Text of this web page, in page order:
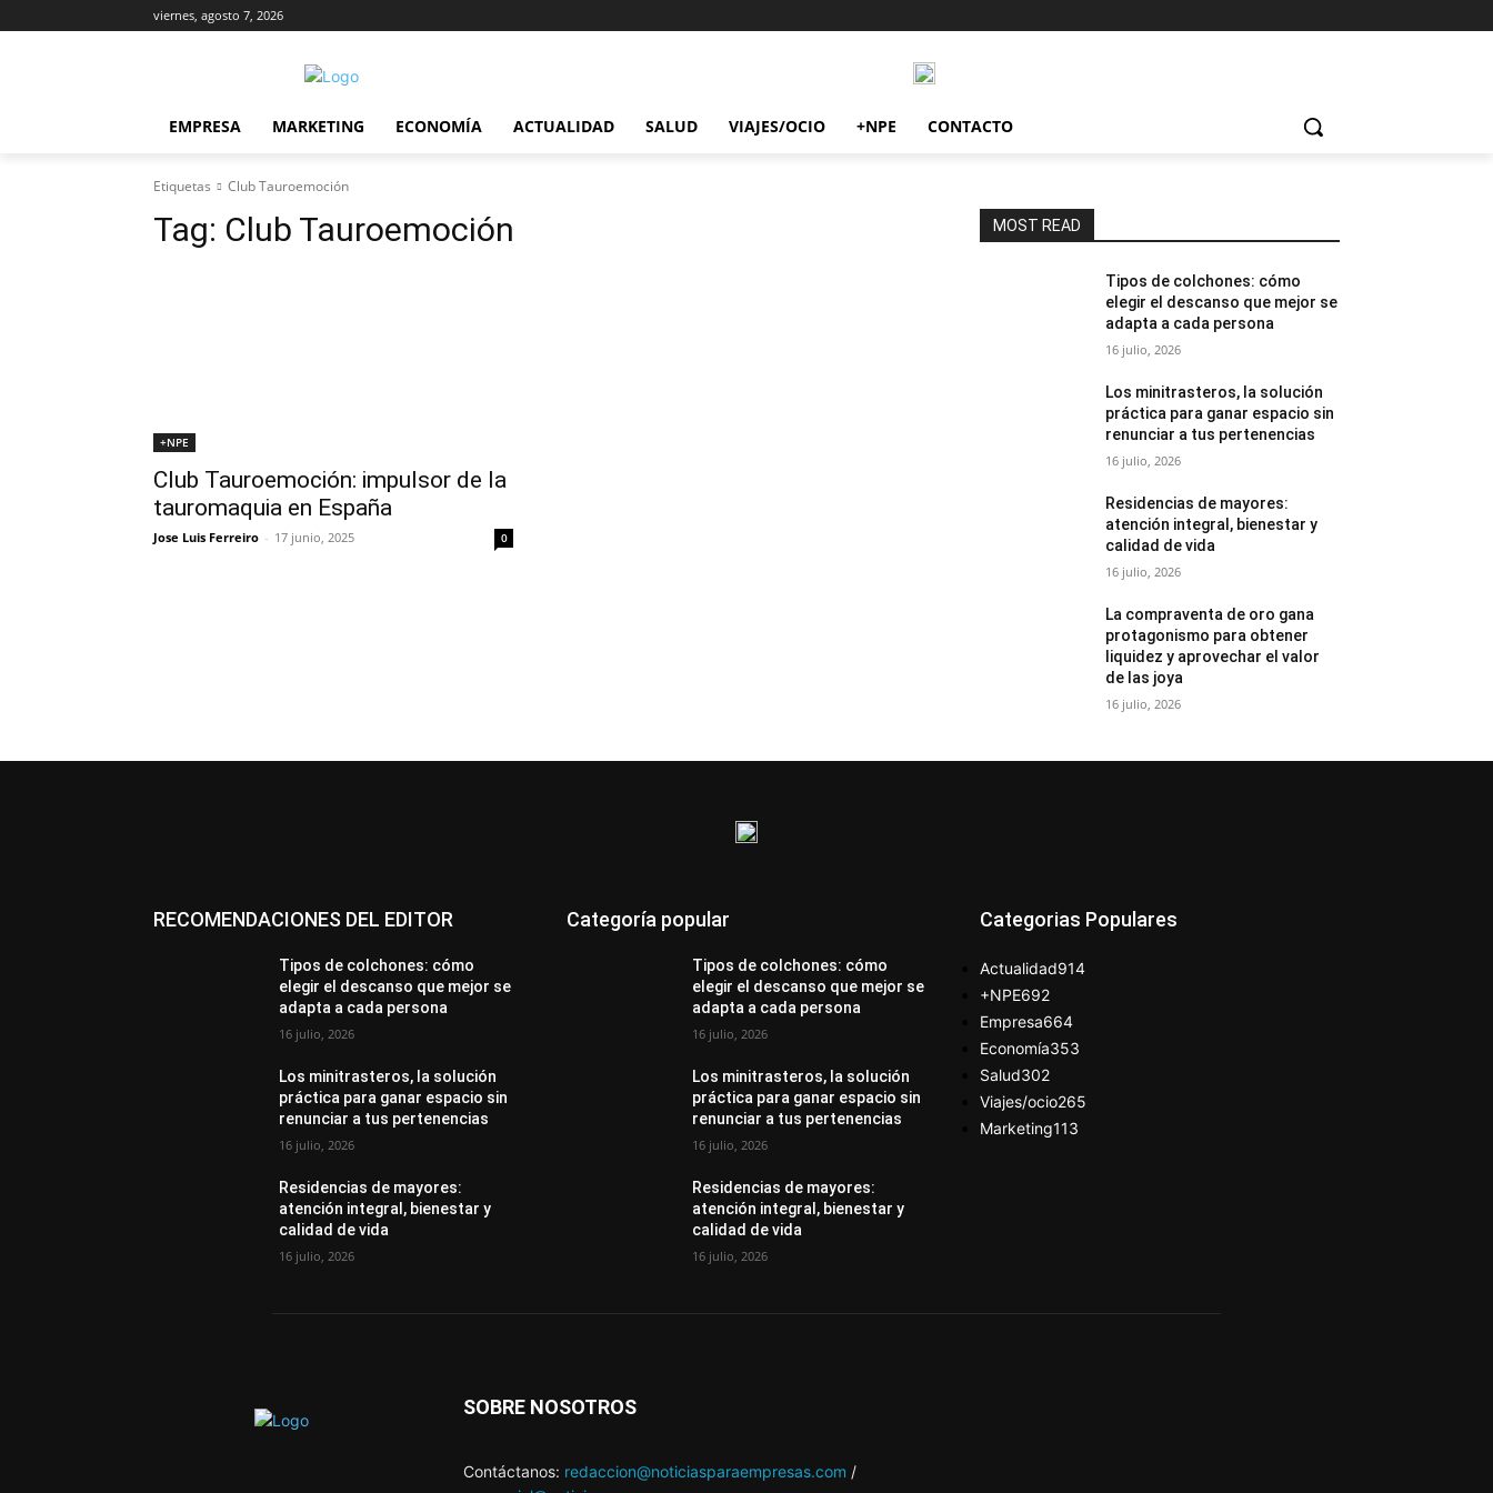
viernes, agosto 7, 2026
EMPRESA MARKETING ECONOMÍA ACTUALIDAD SALUD VIAJES/OCIO +NPE CONTACTO
Etiquetas Club Tauroemoción
Tag: Club Tauroemoción
+NPE
Club Tauroemoción: impulsor de la
tauromaquia en España
Jose Luis Ferreiro - 17 junio, 2025 0
MOST READ
Tipos de colchones: cómo
elegir el descanso que mejor se
adapta a cada persona
16 julio, 2026
Los minitrasteros, la solución
práctica para ganar espacio sin
renunciar a tus pertenencias
16 julio, 2026
Residencias de mayores:
atención integral, bienestar y
calidad de vida
16 julio, 2026
La compraventa de oro gana
protagonismo para obtener
liquidez y aprovechar el valor
de las joya
16 julio, 2026
RECOMENDACIONES DEL EDITOR
Tipos de colchones: cómo
elegir el descanso que mejor se
adapta a cada persona
16 julio, 2026
Los minitrasteros, la solución
práctica para ganar espacio sin
renunciar a tus pertenencias
16 julio, 2026
Residencias de mayores:
atención integral, bienestar y
calidad de vida
16 julio, 2026
Categoría popular
Tipos de colchones: cómo
elegir el descanso que mejor se
adapta a cada persona
16 julio, 2026
Los minitrasteros, la solución
práctica para ganar espacio sin
renunciar a tus pertenencias
16 julio, 2026
Residencias de mayores:
atención integral, bienestar y
calidad de vida
16 julio, 2026
Categorias Populares
Actualidad914
+NPE692
Empresa664
Economía353
Salud302
Viajes/ocio265
Marketing113
SOBRE NOSOTROS
Contáctanos: redaccion@noticiasparaempresas.com /